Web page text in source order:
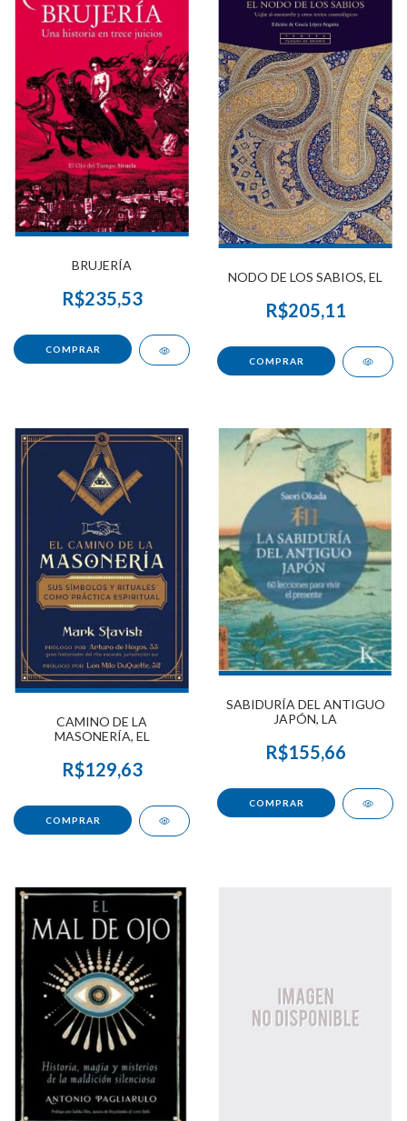
BRUJERÍA
R$235,53
NODO DE LOS SABIOS, EL
R$205,11
CAMINO DE LA
MASONERÍA, EL
R$129,63
SABIDURÍA DEL ANTIGUO
JAPÓN, LA
R$155,66